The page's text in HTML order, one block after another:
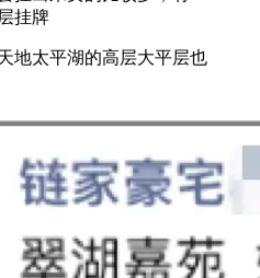
挂牌
地太平湖的高层大平层也